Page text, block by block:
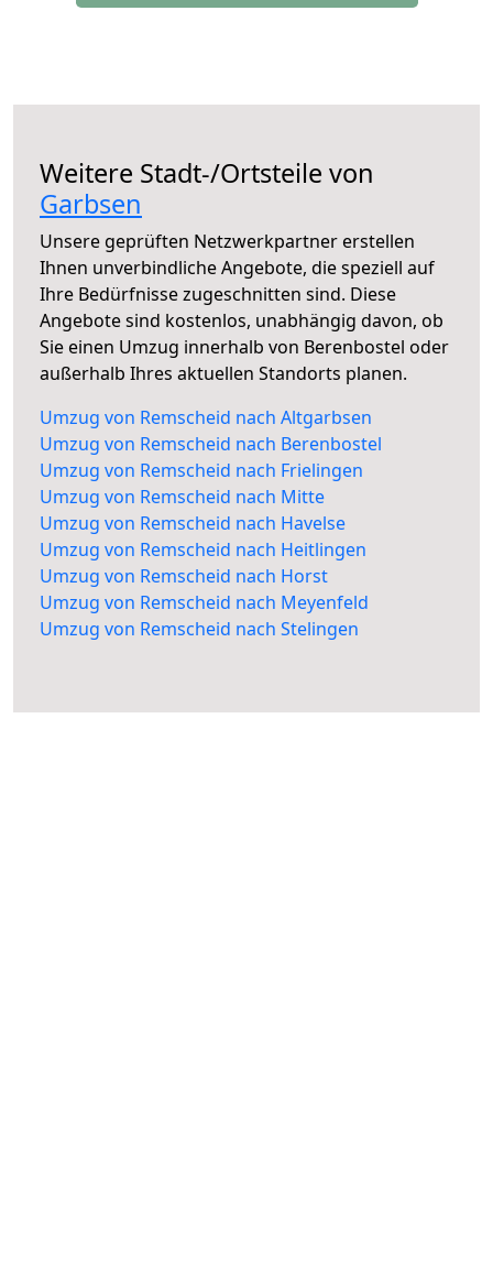
Weitere Stadt-/Ortsteile von
Garbsen
Unsere geprüften Netzwerkpartner erstellen
Ihnen unverbindliche Angebote, die speziell auf
Ihre Bedürfnisse zugeschnitten sind. Diese
Angebote sind kostenlos, unabhängig davon, ob
Sie einen Umzug innerhalb von Berenbostel oder
außerhalb Ihres aktuellen Standorts planen.
Umzug von Remscheid nach Altgarbsen
Umzug von Remscheid nach Berenbostel
Umzug von Remscheid nach Frielingen
Umzug von Remscheid nach Mitte
Umzug von Remscheid nach Havelse
Umzug von Remscheid nach Heitlingen
Umzug von Remscheid nach Horst
Umzug von Remscheid nach Meyenfeld
Umzug von Remscheid nach Stelingen